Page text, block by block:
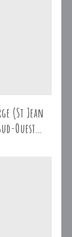
(St Jean
Ouest…